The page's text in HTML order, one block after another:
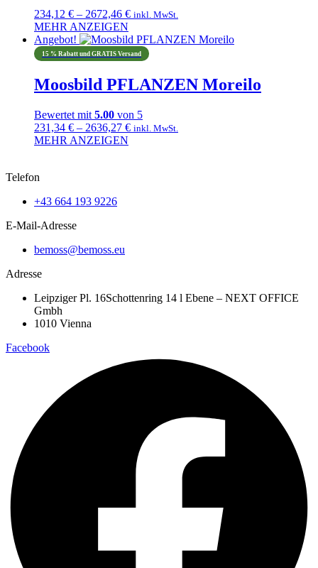
Die
Optionen
können
auf
Produktseite
gewählt
234,12 € – 2672,46 €Preisspanne:
bis
2672,46 €
inkl. MwSt.
MEHR ANZEIGEN
Dieses
Produkt
weist
mehrere
Varianten
Die
Optionen
können
Produktseite
werden
Angebot!
15 % Rabatt und GRATIS Versand
Moosbild PFLANZEN Moreilo
Bewertet mit 5.00 von 5
231,34 € – 2636,27 €Preisspanne:
inkl. MwSt.
MEHR ANZEIGEN
weist
Varianten
Die
können
der
Produktseite
gewählt
werden
Telefon
+43 664 193 9226
E-Mail-Adresse
bemoss@bemoss.eu
Adresse
Leipziger Pl. 16Schottenring 14 l Ebene – NEXT OFFICE
Gmbh
1010 Vienna
Facebook